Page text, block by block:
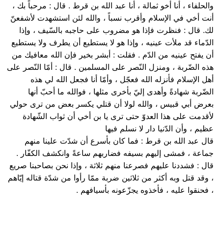
والحلفاء ، أنا أخو ثمالة ، أنا عبد الله بن قرط . قال : مرحباً بك ،
أنت أخي في الإسلام وأقرب نسباً ، والله لئن استشهدت لأشفعنّ
لك. قال : فنظرت فإذا هو مضروب على حاجبه بالسّيف ، وإذا
الدّماء قد ملأت عينيه ، وإذا هو لا يستطيع أن يطرف ولا يستطيع
أن يفتح عينيه من الدّم . فقلت : أبشر بخير فإن الله معافيك من
هذه الضّربة ، ومنزل النّصر على المسلمين . قال : أمّا النّصر على
أهل الإسلام فأنزله الله فعجّل ، وأمّا أنا فجعل الله لي هذه
الضّربة شهادةً وأهدى إليّ بأخرى مثلها ، فوالله ما أحبّ أنها
بعرض أبي قبيس ، والله لولا أن قتلي يكسر بعض من ترى حولي
لأقدمت على هذا العدوّ حتى ترى يا بن أخي أن ثواب الشّهادة
عظيم ، وأن الدّنيا دار لا نسلم فيها
قال عبد الله بن قرط : فما كان بأسرع أن شدّت علينا منهم
جماعة ، فمشى إليهم بسيفه فضاربهم ساعةً وانكشف الكفّار .
قال : فشددنا عليهم فصرعنا منهم ثلاثة ، وإذا نحن بصاحبنا صريع
، وقد قتل وبه أكثر من ثلاثين ضربة ممّا رأوا من شدّة قتاله إيّاهم
، فحنقوا عليه ، فأخذوه يجزّعونه بأسيافهم .